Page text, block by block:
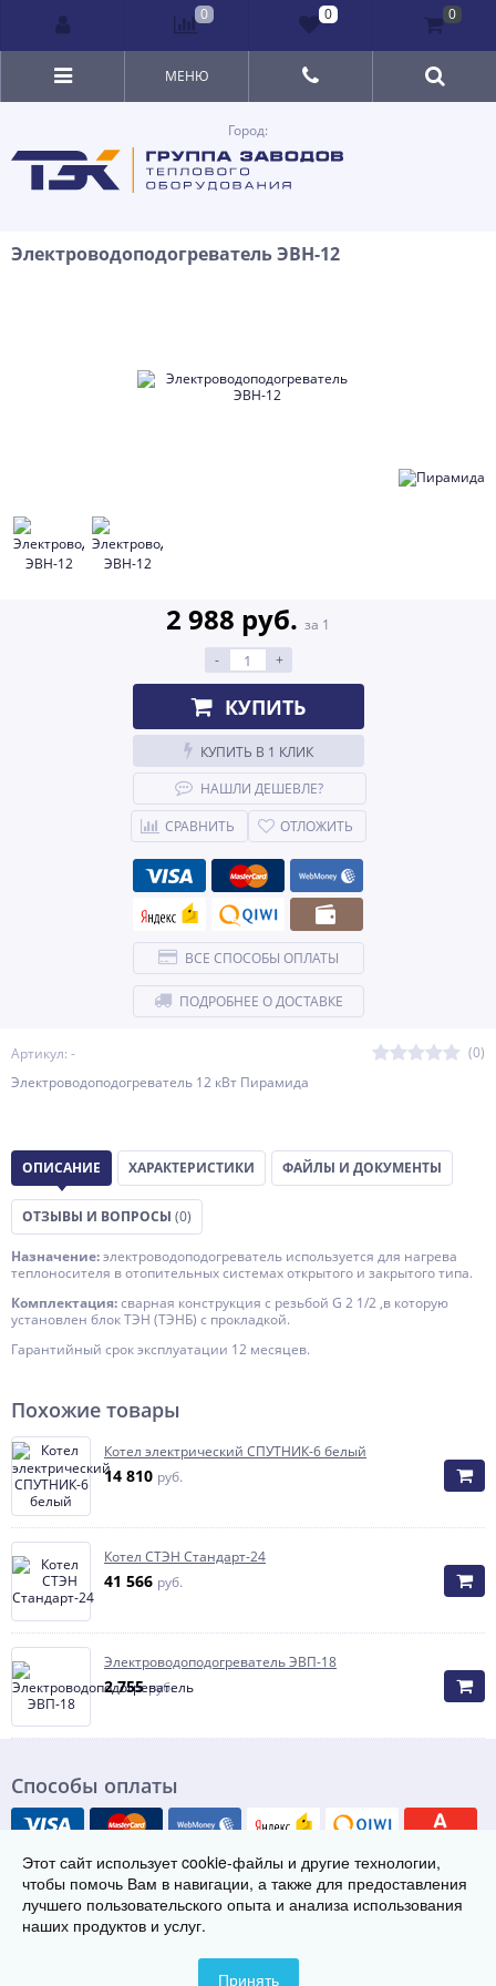
Город:
МЕНЮ
Электроводоподогреватель ЭВН-12
Артикул: -
(0)
Электроводоподогреватель 12 кВт Пирамида
2 988 руб. за 1
-
+
КУПИТЬ
КУПИТЬ В 1 КЛИК
НАШЛИ ДЕШЕВЛЕ?
СРАВНИТЬ
ОТЛОЖИТЬ
ВСЕ СПОСОБЫ ОПЛАТЫ
ПОДРОБНЕЕ О ДОСТАВКЕ
ОПИСАНИЕ ХАРАКТЕРИСТИКИ ФАЙЛЫ И ДОКУМЕНТЫ
ОТЗЫВЫ И ВОПРОСЫ (0)
Назначение:электроводоподогреватель используется для нагрева
теплоносителя в отопительных системах открытого и закрытого типа.
Комплектация:сварная конструкция с резьбой G 2 1/2 ,в которую
установлен блок ТЭН (ТЭНБ) с прокладкой.
Гарантийный срок эксплуатации 12 месяцев.
Похожие товары
Котел электрический СПУТНИК-6 белый
14 810 руб.
Котел СТЭН Стандарт-24
41 566 руб.
Электроводоподогреватель ЭВП-18
2 755руб.
Способы оплаты
© Группа заводов теплового оборудования «ТЭК», 2021-2026
456300 г. Миасс, ул. Лихачева 2/1
0 0 0
Этот сайт использует cookie-файлы и другие технологии,
чтобы помочь Вам в навигации, а также для предоставления
лучшего пользовательского опыта и анализа использования
наших продуктов и услуг.
Принять